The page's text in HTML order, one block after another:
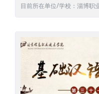
目前所在单位/学校：淄博职